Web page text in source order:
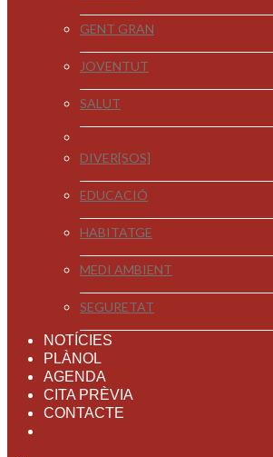
GENT GRAN
JOVENTUT
SALUT
DIVER[SOS]
EDUCACIÓ
HABITATGE
MEDI AMBIENT
SEGURETAT
NOTÍCIES
PLÀNOL
AGENDA
CITA PRÈVIA
CONTACTE